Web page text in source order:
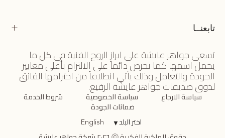
تابعنــا
تسعى جواهر عايشة على ابراز الروح الفنية في كل ما
يحمل اسمها كما تحرص دائماً على الالتزام بأعلى معايير
الجودة والتعامل وذلك يأتي انطلاقاً من احترامها الفائق
لذوق صديقات جواهر عايشة الرفيع.
سياسة الارجاع سياسة الخصوصية شروط الخدمة
ضمانات الجودة
اختر البلد▼
English